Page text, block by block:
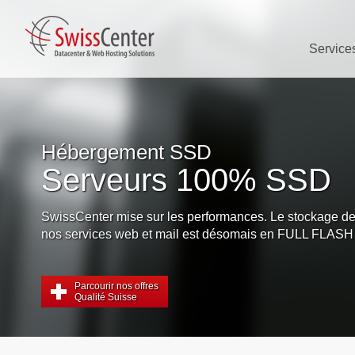
Hébergement SSD
Serveurs 100% SSD
SwissCenter mise sur les performances. Le stockage
nos services web et mail est désomais en FULL FLASH
Parcourir nos offres
Qualité Suisse